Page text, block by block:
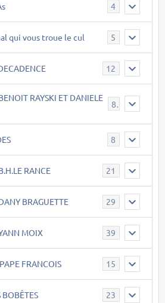
4
qui vous troue le cul 5
12
RAYSKI ET DANIELE
8
8
RANCE 21
BRAGUETTE 29
MOIX 39
FRANCOIS 15
BOBÊTES 23